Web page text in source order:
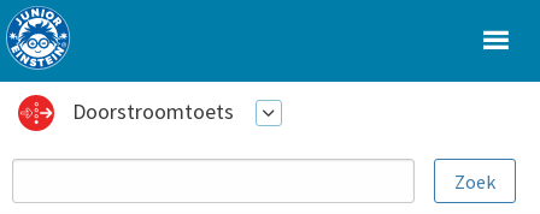
Doorstroomtoets